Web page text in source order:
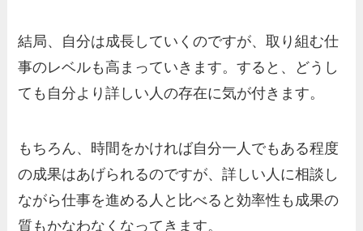
結局、自分は成長していくのですが、取り組む仕
事のレベルも高まっていきます。すると、どうし
ても自分より詳しい人の存在に気が付きます。
もちろん、時間をかければ自分一人でもある程度
の成果はあげられるのですが、詳しい人に相談し
ながら仕事を進める人と比べると効率性も成果の
質もかなわなくなってきます。